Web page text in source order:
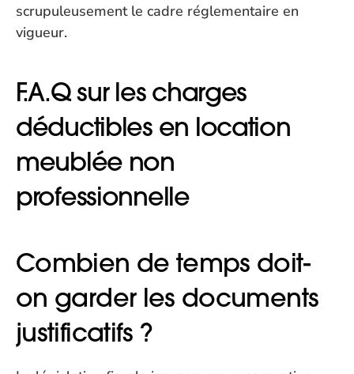
scrupuleusement le cadre réglementaire en
vigueur.
F.A.Q sur les charges
déductibles en location
meublée non
professionnelle
Combien de temps doit-
on garder les documents
justificatifs ?